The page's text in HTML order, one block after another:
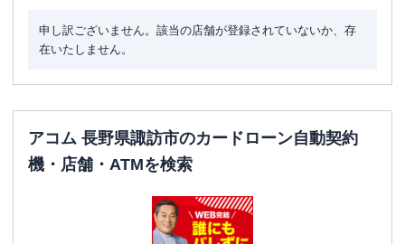
申し訳ございません。該当の店舗が登録されていないか、存
在いたしません。
アコム 長野県諏訪市のカードローン自動契約
機・店舗・ATMを検索